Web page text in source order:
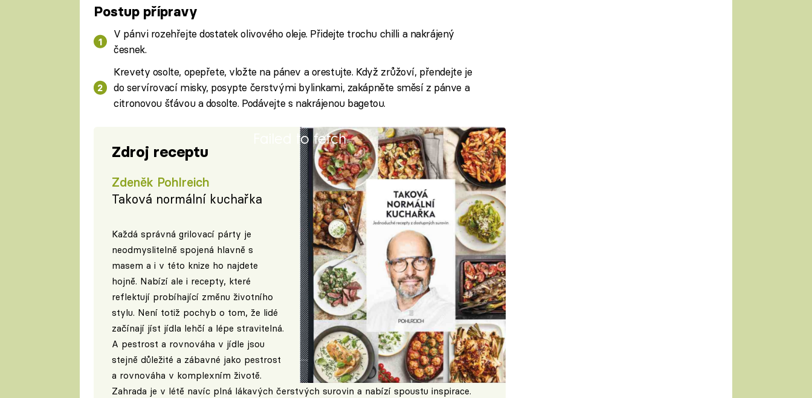
Postup přípravy
V pánvi rozehřejte dostatek olivového oleje. Přidejte trochu chilli a nakrájený
česnek.
Krevety osolte, opepřete, vložte na pánev a orestujte. Když zrůžoví, přendejte je
do servírovací misky, posypte čerstvými bylinkami, zakápněte směsí z pánve a
citronovou šťávou a dosolte. Podávejte s nakrájenou bagetou.
Failed to fetch
Zdroj receptu
Zdeněk Pohlreich
Taková normální kuchařka
Každá správná grilovací párty je
neodmyslitelně spojená hlavně s
masem a i v této knize ho najdete
hojně. Nabízí ale i recepty, které
reflektují probíhající změnu životního
stylu. Není totiž pochyb o tom, že lidé
začínají jíst jídla lehčí a lépe stravitelná.
A pestrost a rovnováha v jídle jsou
stejně důležité a zábavné jako pestrost
a rovnováha v komplexním životě.
Zahrada je v létě navíc plná lákavých čerstvých surovin a nabízí spoustu inspirace.